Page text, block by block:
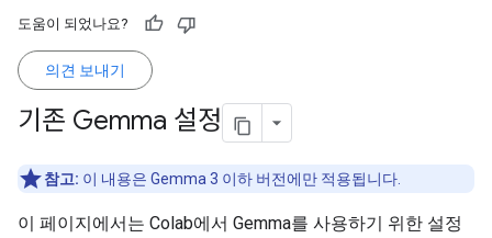
도움이 되었나요?
의견 보내기
기존 Gemma 설정
참고: 이 내용은 Gemma 3 이하 버전에만 적용됩니다.
이 페이지에서는 Colab에서 Gemma를 사용하기 위한 설정